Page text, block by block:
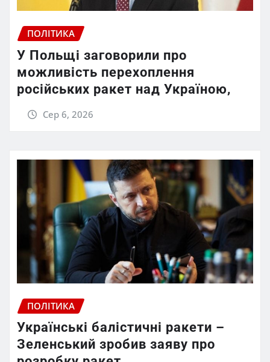
ПОЛІТИКА
У Польщі заговорили про
можливість перехоплення
російських ракет над Україною,
Сер 6, 2026
ПОЛІТИКА
Українські балістичні ракети –
Зеленський зробив заяву про